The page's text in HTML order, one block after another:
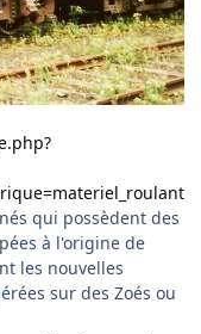
qui possèdent des
à l'origine de
les nouvelles
sur des Zoés ou